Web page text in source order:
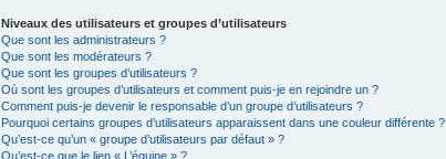
Niveaux des utilisateurs et groupes d’utilisateurs
Que sont les administrateurs ?
Que sont les modérateurs ?
Que sont les groupes d’utilisateurs ?
Où sont les groupes d’utilisateurs et comment puis-je en rejoindre un ?
Comment puis-je devenir le responsable d’un groupe d’utilisateurs ?
Pourquoi certains groupes d’utilisateurs apparaissent dans une couleur différente ?
Qu’est-ce qu’un « groupe d’utilisateurs par défaut » ?
Qu’est-ce que le lien « L’équipe » ?